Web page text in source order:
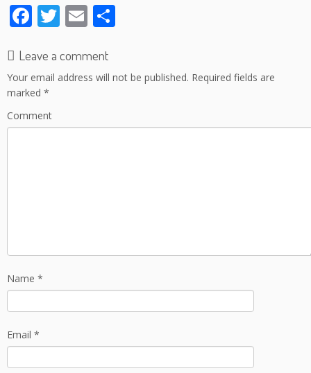
F
e
b
o
o
T
itt
er
E
ai
l e
Leave a comment
Your email address will not be published. Required fields are
marked *
Comment
Name *
Email *